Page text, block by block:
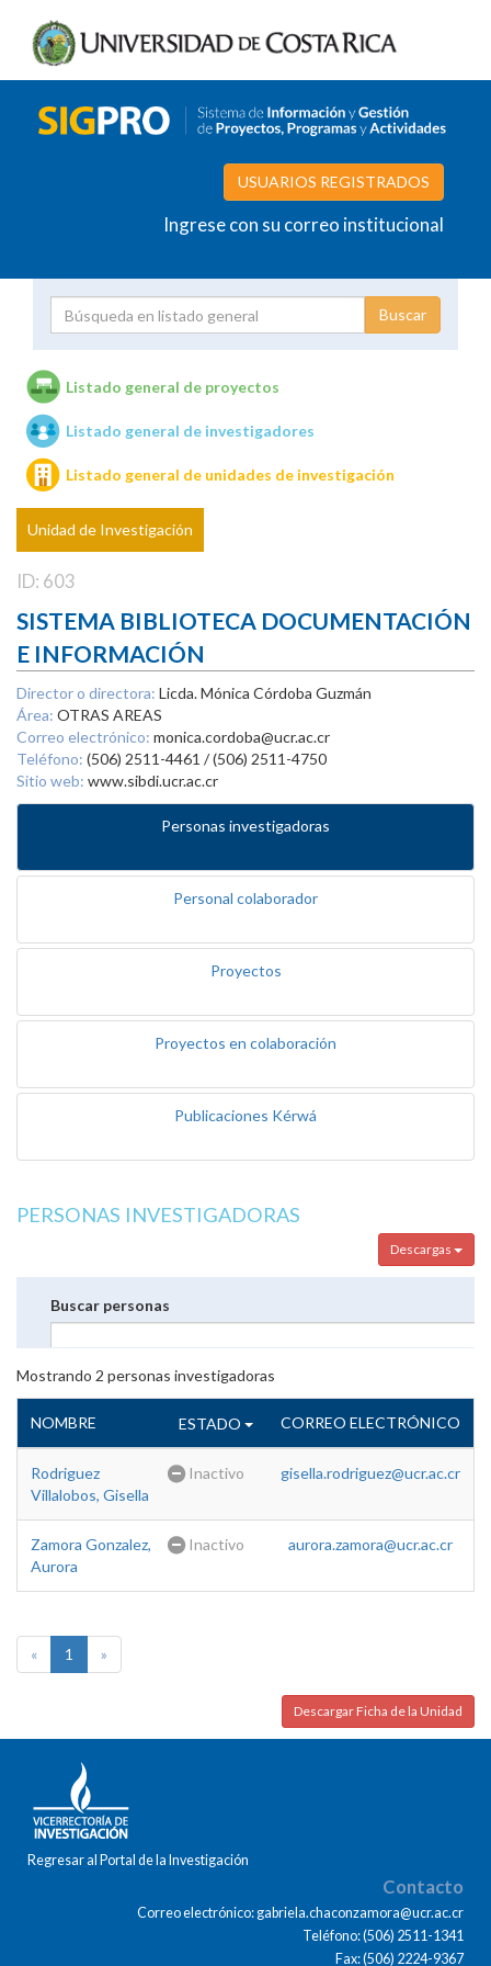
USUARIOS REGISTRADOS
Ingrese con su correo institucional
Unidades de investigación
Listado general de proyectos
Listado general de investigadores
Listado general de unidades de investigación
Unidad de Investigación
ID: 603
SISTEMA BIBLIOTECA DOCUMENTACIÓN
E INFORMACIÓN
Director o directora: Licda. Mónica Córdoba Guzmán
Área: OTRAS AREAS
Correo electrónico: monica.cordoba@ucr.ac.cr
Teléfono: (506) 2511-4461 / (506) 2511-4750
Sitio web: www.sibdi.ucr.ac.cr
Personas investigadoras
Personal colaborador
Proyectos
Proyectos en colaboración
Publicaciones Kérwá
PERSONAS INVESTIGADORAS
Descargas
Buscar personas
Mostrando 2 personas investigadoras
NOMBRE ESTADO CORREO ELECTRÓNICO
Rodriguez
Villalobos, Gisella
Inactivo gisella.rodriguez@ucr.ac.cr
Zamora Gonzalez,
Aurora
Inactivo aurora.zamora@ucr.ac.cr
« 1 »
Descargar Ficha de la Unidad
Regresar al Portal de la Investigación
Contacto
Correo electrónico: gabriela.chaconzamora@ucr.ac.cr
Teléfono: (506) 2511-1341
Fax: (506) 2224-9367